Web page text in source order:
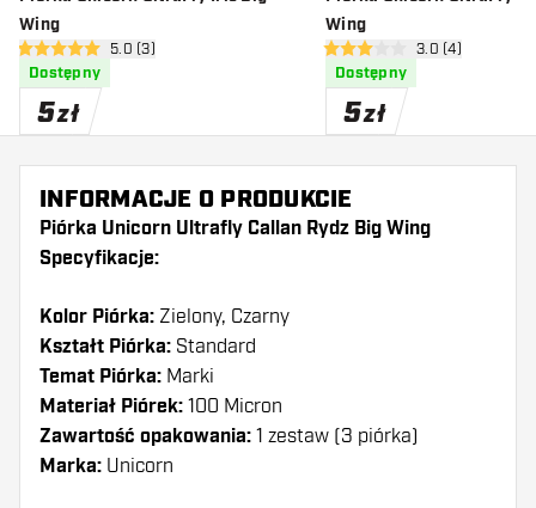
Wing
otwórz panel recenzji
5 gwiazdki oceny5.0 (3)
Dostępny
5zł
Wing
otwórz panel
3 gwiazdki oceny3.0 (4)
Dostępny
5zł
INFORMACJE O PRODUKCIE
Piórka Unicorn Ultrafly Callan Rydz Big Wing
Specyfikacje:
Kolor Piórka: Zielony, Czarny
Kształt Piórka: Standard
Temat Piórka: Marki
Materiał Piórek: 100 Micron
Zawartość opakowania: 1 zestaw (3 piórka)
Marka: Unicorn